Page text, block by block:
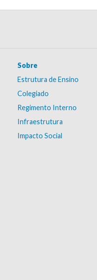
Sobre
Estrutura de Ensino
Colegiado
Regimento Interno
Infraestrutura
Impacto Social